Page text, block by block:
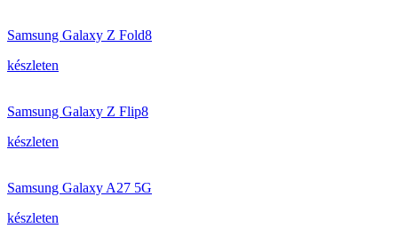
Samsung Galaxy Z Fold8
készleten
Samsung Galaxy Z Flip8
készleten
Samsung Galaxy A27 5G
készleten